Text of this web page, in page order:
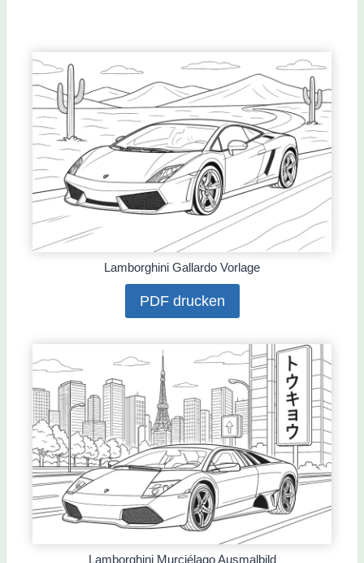
Lamborghini Gallardo Vorlage
PDF drucken
Lamborghini Murciélago Ausmalbild